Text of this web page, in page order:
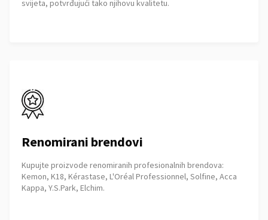
svijeta, potvrđujući tako njihovu kvalitetu.
Renomirani brendovi
Kupujte proizvode renomiranih profesionalnih brendova:
Kemon, K18, Kérastase, L'Oréal Professionnel, Solfine, Acca
Kappa, Y.S.Park, Elchim.